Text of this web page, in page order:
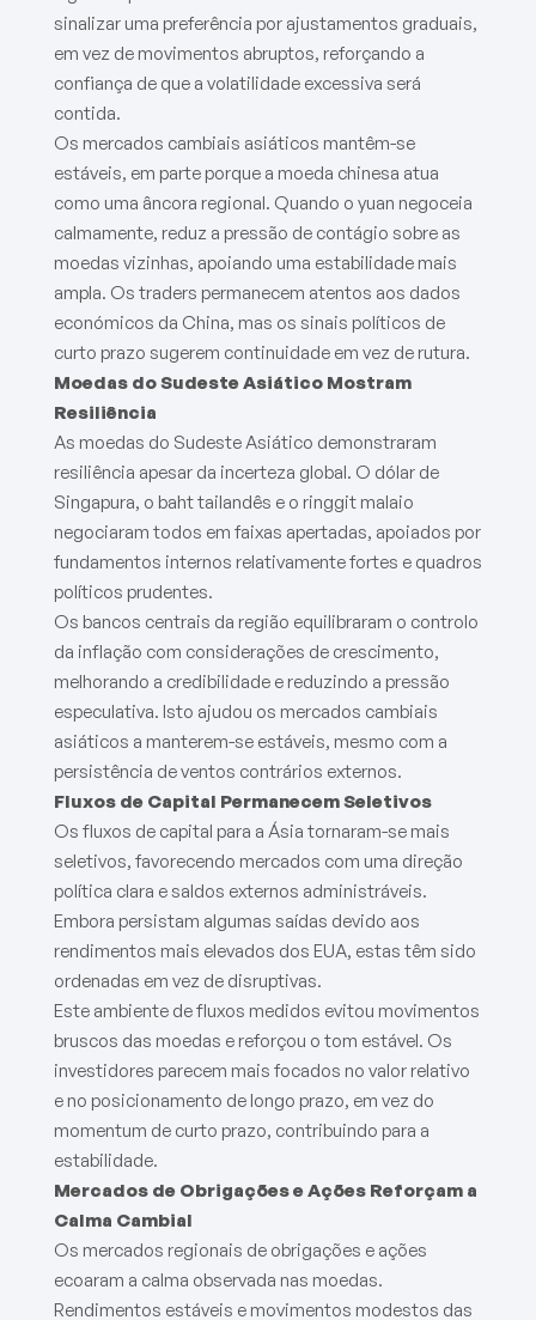
sinalizar uma preferência por ajustamentos graduais,
em vez de movimentos abruptos, reforçando a
confiança de que a volatilidade excessiva será
contida.
Os mercados cambiais asiáticos mantêm-se
estáveis, em parte porque a moeda chinesa atua
como uma âncora regional. Quando o yuan negoceia
calmamente, reduz a pressão de contágio sobre as
moedas vizinhas, apoiando uma estabilidade mais
ampla. Os traders permanecem atentos aos dados
económicos da China, mas os sinais políticos de
curto prazo sugerem continuidade em vez de rutura.
Moedas do Sudeste Asiático Mostram
Resiliência
As moedas do Sudeste Asiático demonstraram
resiliência apesar da incerteza global. O dólar de
Singapura, o baht tailandês e o ringgit malaio
negociaram todos em faixas apertadas, apoiados por
fundamentos internos relativamente fortes e quadros
políticos prudentes.
Os bancos centrais da região equilibraram o controlo
da inflação com considerações de crescimento,
melhorando a credibilidade e reduzindo a pressão
especulativa. Isto ajudou os mercados cambiais
asiáticos a manterem-se estáveis, mesmo com a
persistência de ventos contrários externos.
Fluxos de Capital Permanecem Seletivos
Os fluxos de capital para a Ásia tornaram-se mais
seletivos, favorecendo mercados com uma direção
política clara e saldos externos administráveis.
Embora persistam algumas saídas devido aos
rendimentos mais elevados dos EUA, estas têm sido
ordenadas em vez de disruptivas.
Este ambiente de fluxos medidos evitou movimentos
bruscos das moedas e reforçou o tom estável. Os
investidores parecem mais focados no valor relativo
e no posicionamento de longo prazo, em vez do
momentum de curto prazo, contribuindo para a
estabilidade.
Mercados de Obrigações e Ações Reforçam a
Calma Cambial
Os mercados regionais de obrigações e ações
ecoaram a calma observada nas moedas.
Rendimentos estáveis e movimentos modestos das